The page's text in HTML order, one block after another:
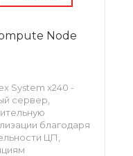
Node
System x240 -
сервер,
благодаря
ЦП,